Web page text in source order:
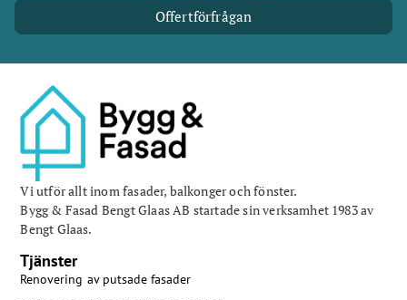
Offertförfrågan
Vi utför allt inom fasader, balkonger och fönster.
Bygg & Fasad Bengt Glaas AB startade sin verksamhet 1983 av
Bengt Glaas.
Tjänster
Renovering av putsade fasader